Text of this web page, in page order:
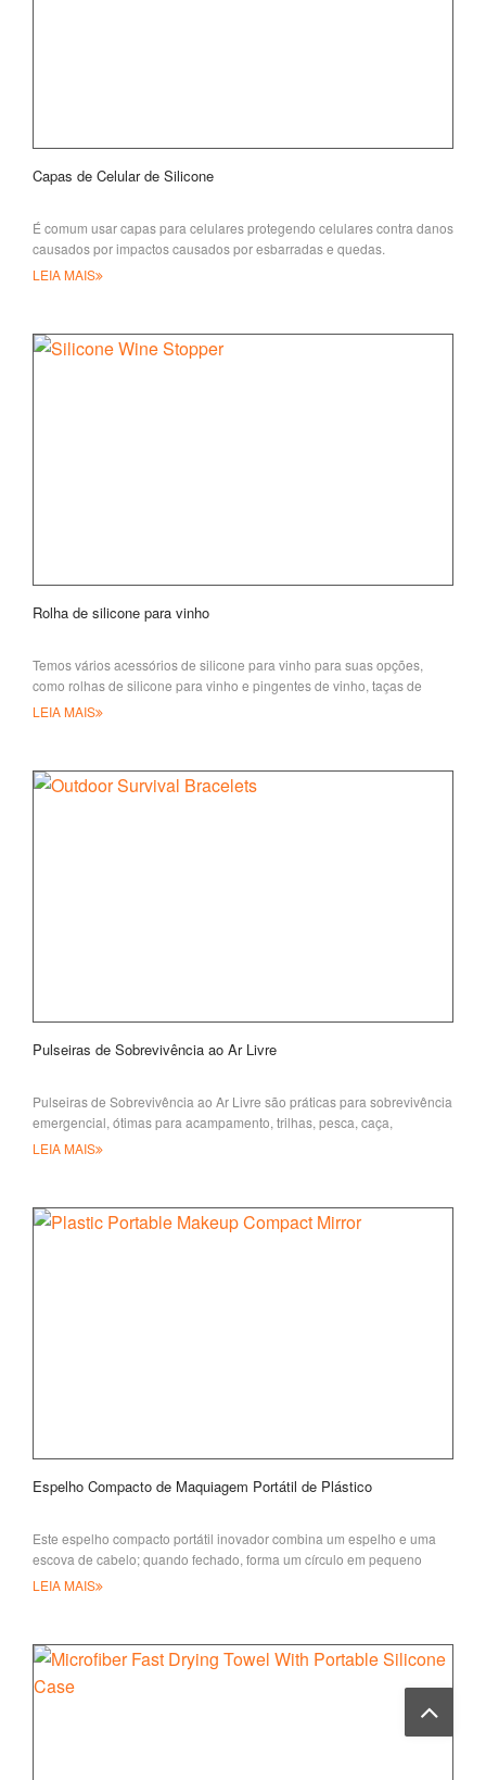
Capas de Celular de Silicone
É comum usar capas para celulares protegendo celulares contra danos
causados por impactos causados por esbarradas e quedas.
Normalmente, existem
LEIA MAIS
Rolha de silicone para vinho
Temos vários acessórios de silicone para vinho para suas opções,
como rolhas de silicone para vinho e pingentes de vinho, taças de
vinho de silicone
LEIA MAIS
Pulseiras de Sobrevivência ao Ar Livre
Pulseiras de Sobrevivência ao Ar Livre são práticas para sobrevivência
emergencial, ótimas para acampamento, trilhas, pesca, caça,
artesanato, militares ou
LEIA MAIS
Espelho Compacto de Maquiagem Portátil de Plástico
Este espelho compacto portátil inovador combina um espelho e uma
escova de cabelo; quando fechado, forma um círculo em pequeno
volume que é j
LEIA MAIS